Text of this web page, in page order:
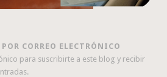
CORREO ELECTRÓNICO
para suscribirte a este blog y recibir